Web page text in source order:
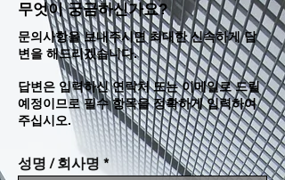
문의사항을 보내주시면 최대한 신속하게 답
변을 해드리겠습니다.
답변은 입력하신 연락처 또는 이메일로 드릴
예정이므로 필수 항목을 정확하게 입력하여
주십시오.
무엇이 궁금하신가요?
성명 / 회사명